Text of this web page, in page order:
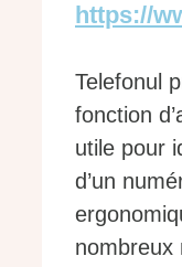
https://
Telefonul
fonction
utile pour
d’un
nombreux